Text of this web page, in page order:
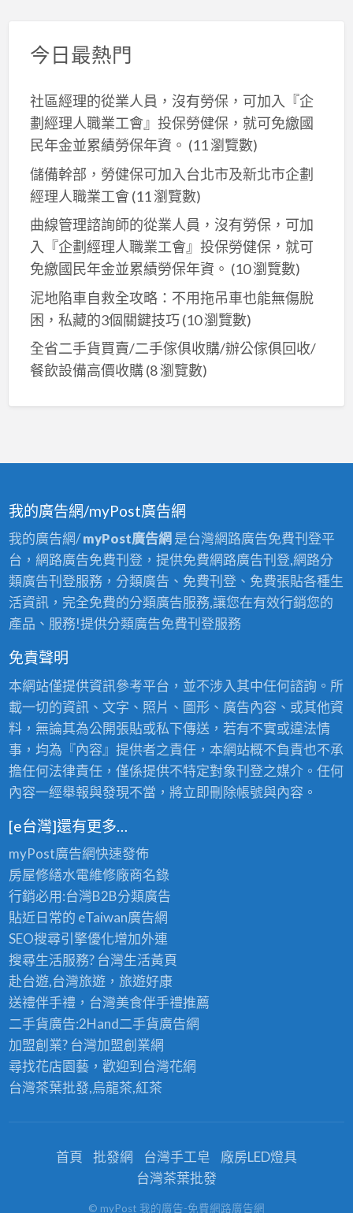
今日最熱門
社區經理的從業人員，沒有勞保，可加入『企
劃經理人職業工會』投保勞健保，就可免繳國
民年金並累績勞保年資。 (11 瀏覽數)
儲備幹部，勞健保可加入台北市及新北巿企劃
經理人職業工會 (11 瀏覽數)
曲線管理諮詢師的從業人員，沒有勞保，可加
入『企劃經理人職業工會』投保勞健保，就可
免繳國民年金並累績勞保年資。 (10 瀏覽數)
泥地陷車自救全攻略：不用拖吊車也能無傷脫
困，私藏的3個關鍵技巧(10 瀏覽數)
全省二手貨買賣/二手傢俱收購/辦公傢俱回收/
餐飲設備高價收購(8 瀏覽數)
我的廣告網/myPost廣告網
我的廣告網/myPost廣告網 是台灣網路廣告免費刊登平
台，網路廣告免費刊登，提供免費網路廣告刊登,網路分
類廣告刊登服務，分類廣告、免費刊登、免費張貼各種生
活資訊，完全免費的分類廣告服務,讓您在有效行銷您的
產品、服務!提供分類廣告免費刊登服務
免責聲明
本網站僅提供資訊參考平台，並不涉入其中任何諮詢。所
載一切的資訊、文字、照片、圖形、廣告內容、或其他資
料，無論其為公開張貼或私下傳送，若有不實或違法情
事，均為『內容』提供者之責任，本網站概不負責也不承
擔任何法律責任，僅係提供不特定對象刊登之媒介。任何
內容一經舉報與發現不當，將立即刪除帳號與內容。
[e台灣]還有更多…
myPost廣告網快速發佈
房屋修繕水電維修廠商名錄
行銷必用:台灣B2B分類廣告
貼近日常的 eTaiwan廣告網
SEO搜尋引擎優化增加外連
搜尋生活服務? 台灣生活黃頁
赴台遊,台灣旅遊，旅遊好康
送禮伴手禮，台灣美食伴手禮推薦
二手貨廣告:2Hand二手貨廣告網
加盟創業? 台灣加盟創業網
尋找花店園藝，歡迎到 台灣花網
台灣茶葉批發,烏龍茶,紅茶
首頁 批發網 台灣手工皂
廠房LED燈具
台灣茶葉批發
© myPost 我的廣告-免費網路廣告網